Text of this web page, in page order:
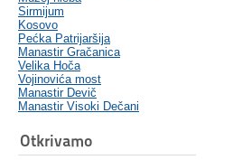
Sirmijum
Kosovo
Pećka Patrijaršija
Manastir Gračanica
Velika Hoča
Vojinovića most
Manastir Devič
Manastir Visoki Dečani
Otkrivamo